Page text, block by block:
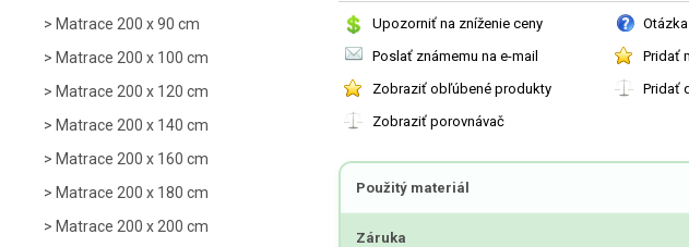
Matrace 200 x 90 cm
Matrace 200 x 100 cm
Matrace 200 x 120 cm
Matrace 200 x 140 cm
Matrace 200 x 160 cm
Matrace 200 x 180 cm
Matrace 200 x 200 cm
Upozorniť na zníženie ceny
Poslať známemu na e-mail
Pridať
Zobraziť obľúbené produkty
Pridať
Zobraziť porovnávač
Použitý materiál
Záruka